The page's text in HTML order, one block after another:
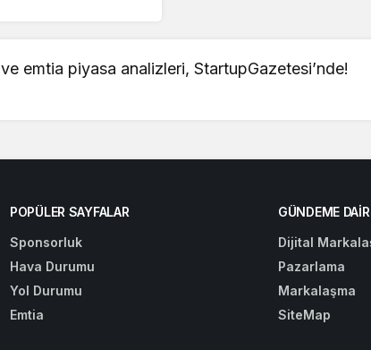
ve emtia piyasa analizleri, StartupGazetesi’nde!
POPÜLER SAYFALAR
Sponsorluk
Hava Durumu
Yol Durumu
Emtia
GÜNDEME DAIR
Dijital
Pazarlama
Markalaşma
SiteMap